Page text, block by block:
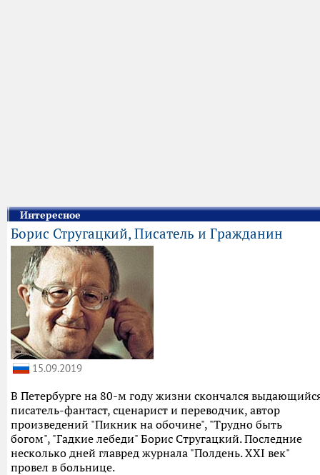
Интересное
Борис Стругацкий, Писатель и Гражданин
15.09.2019
В Петербурге на 80-м году жизни скончался
писатель-фантаст, сценарист и переводчик, автор
произведений "Пикник на обочине", "Трудно быть
богом", "Гадкие лебеди" Борис Стругацкий. Последние
несколько дней главред журнала "Полдень. XXI век"
провел в больнице.